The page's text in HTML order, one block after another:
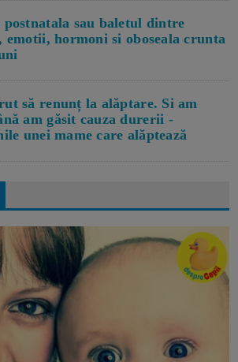
postnatala sau baletul dintre
emotii, hormoni si oboseala crunta
să renunț la alăptare. Si am
am găsit cauza durerii -
unei mame care alăptează